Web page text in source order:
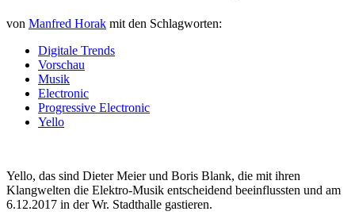
von Manfred Horak mit den Schlagworten:
Digitale Trends
Vorschau
Musik
Electronic
Progressive Electronic
Yello
Yello, das sind Dieter Meier und Boris Blank, die mit ihren
Klangwelten die Elektro-Musik entscheidend beeinflussten und am
6.12.2017 in der Wr. Stadthalle gastieren.